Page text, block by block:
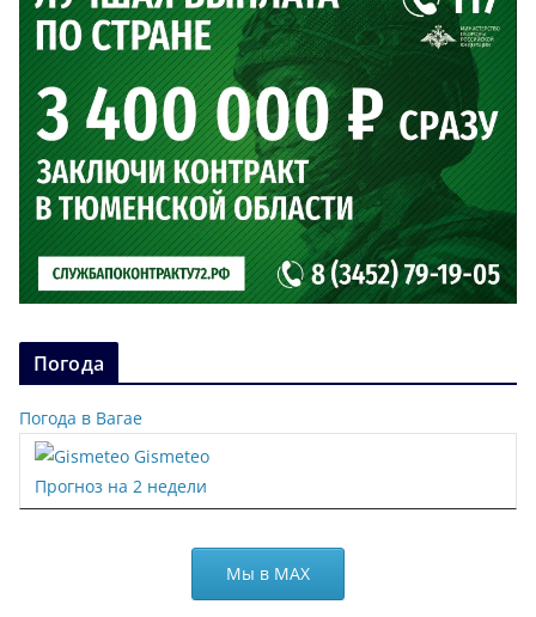
Погода
Погода в Вагае
Gismeteo
Прогноз на 2 недели
Мы в МАХ